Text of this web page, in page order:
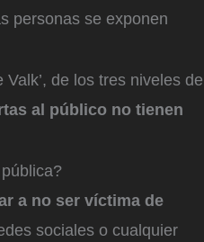
personas se exponen
de los tres niveles de
al público no tienen
a no ser víctima de
sociales o cualquier